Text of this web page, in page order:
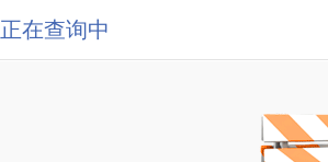
正在查询中